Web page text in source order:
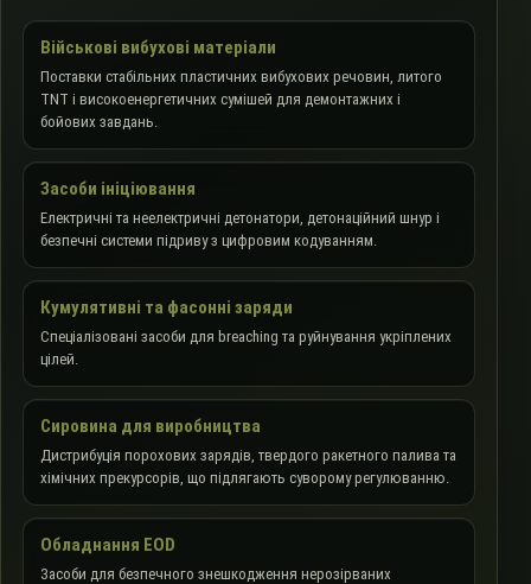
Військові вибухові матеріали
Поставки стабільних пластичних вибухових речовин, литого
TNT і високоенергетичних сумішей для демонтажних і
бойових завдань.
Засоби ініціювання
Електричні та неелектричні детонатори, детонаційний шнур і
безпечні системи підриву з цифровим кодуванням.
Кумулятивні та фасонні заряди
Спеціалізовані засоби для breaching та руйнування укріплених
цілей.
Сировина для виробництва
Дистрибуція порохових зарядів, твердого ракетного палива та
хімічних прекурсорів, що підлягають суворому регулюванню.
Обладнання EOD
Засоби для безпечного знешкодження нерозірваних